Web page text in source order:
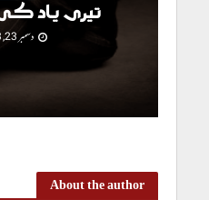
تیری یاد
دسمبر 23, 2023
About the author